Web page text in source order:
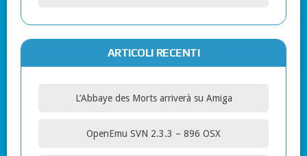
ARTICOLI RECENTI
L’Abbaye des Morts arriverà su Amiga
OpenEmu SVN 2.3.3 – 896 OSX